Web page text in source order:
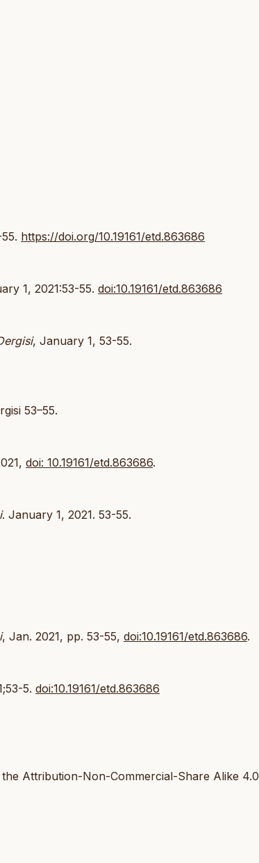
https://doi.org/10.19161/etd.863686
1, 2021:53-55. doi:10.19161/etd.863686
, January 1, 53-55.
53–55.
doi: 10.19161/etd.863686.
. January 1, 2021. 53-55.
, Jan. 2021, pp. 53-55, doi:10.19161/etd.863686.
5. doi:10.19161/etd.863686
Attribution-Non-Commercial-Share Alike 4.0